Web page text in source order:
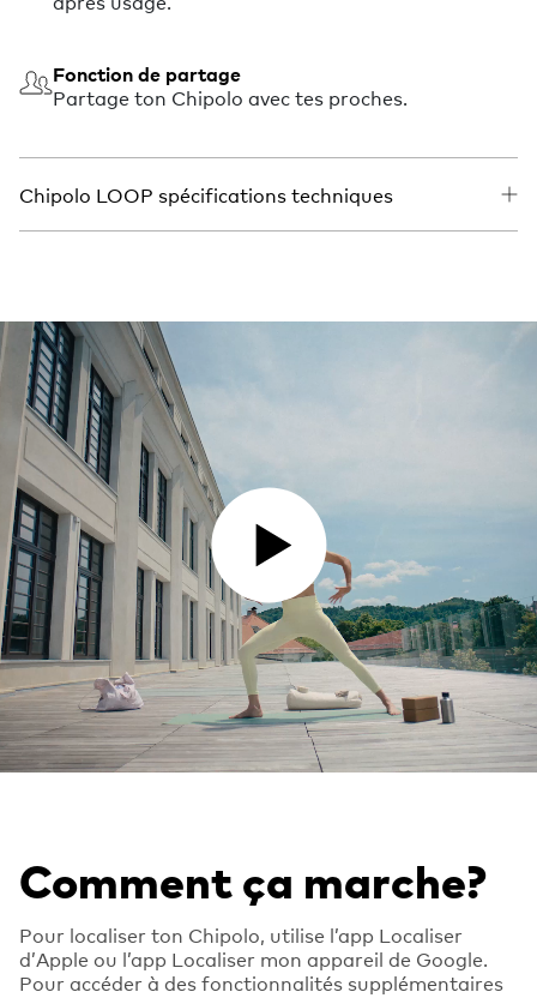
Fonction de partage
Partage ton Chipolo avec tes proches.
Chipolo LOOP spécifications techniques
PLAY VIDEO
Comment ça marche?
Pour localiser ton Chipolo, utilise l’app Localiser
d’Apple ou l’app Localiser mon appareil de Google.
Pour accéder à des fonctionnalités supplémentaires